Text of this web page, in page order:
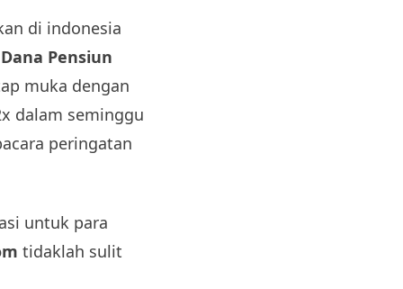
di indonesia
Dana Pensiun
muka dengan
dalam seminggu
peringatan
untuk para
tidaklah sulit